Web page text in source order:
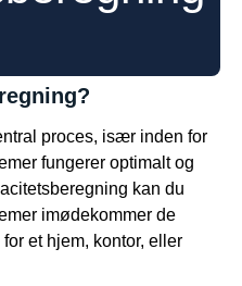
proces, især inden for
fungerer optimalt og
kan du
imødekommer de
et hjem, kontor, eller